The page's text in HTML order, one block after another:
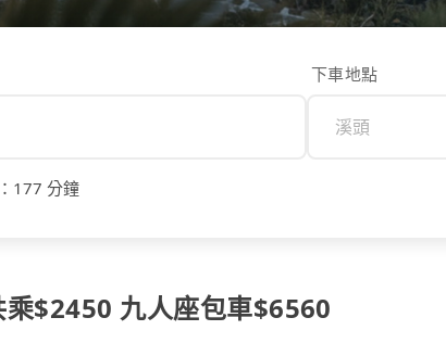
下車地點
： 177 分鐘
$2450 九人座包車$6560